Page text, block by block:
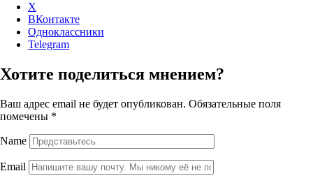
X
ВКонтакте
Одноклассники
Telegram
Хотите поделиться мнением?
Ваш адрес email не будет опубликован. Обязательные поля
помечены *
Name
Email